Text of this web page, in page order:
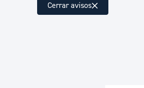
Cerrar avisos